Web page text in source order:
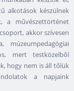
alkotások készülnek
a művészettörténet
akkor szívesen
mert testközelből
hogy nem is áll tőlük
a napjaink